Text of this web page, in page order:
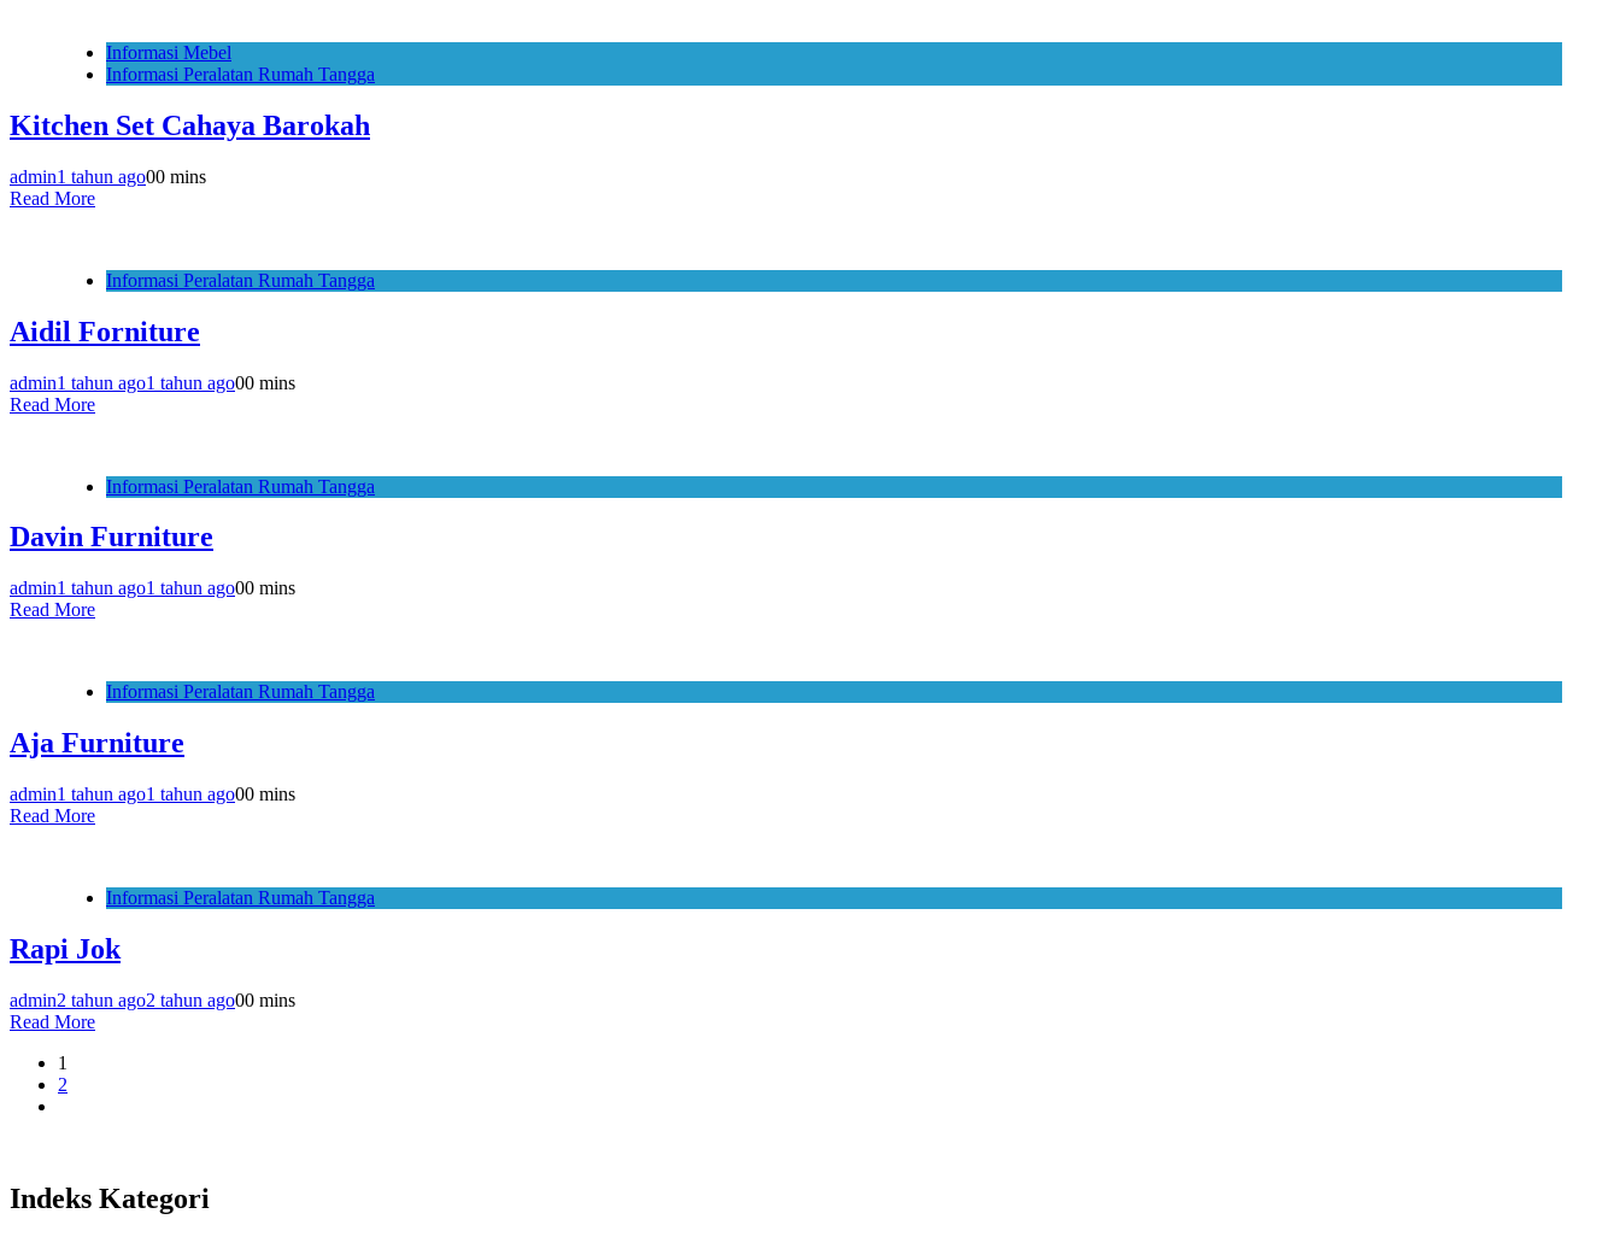
Informasi Mebel
Informasi Peralatan Rumah Tangga
Kitchen Set Cahaya Barokah
admin1 tahun ago00 mins
Read More
Informasi Peralatan Rumah Tangga
Aidil Forniture
admin1 tahun ago1 tahun ago00 mins
Read More
Informasi Peralatan Rumah Tangga
Davin Furniture
admin1 tahun ago1 tahun ago00 mins
Read More
Informasi Peralatan Rumah Tangga
Aja Furniture
admin1 tahun ago1 tahun ago00 mins
Read More
Informasi Peralatan Rumah Tangga
Rapi Jok
admin2 tahun ago2 tahun ago00 mins
Read More
1
2
Indeks Kategori